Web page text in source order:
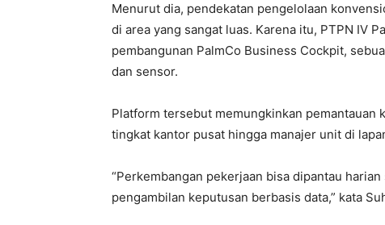
Menurut dia, pendekatan pengelolaan
di area yang sangat luas. Karena itu, PTPN IV
pembangunan PalmCo Business Cockpit,
dan sensor.
Platform tersebut memungkinkan pemantauan
tingkat kantor pusat hingga manajer unit di
“Perkembangan pekerjaan bisa dipantau
pengambilan keputusan berbasis data,” kata